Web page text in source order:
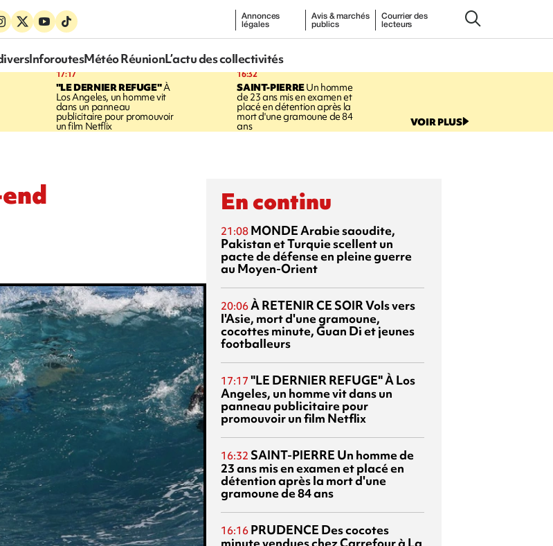
Annonces
légales
Avis & marchés
publics
Courrier des
lecteurs
InforoutesMétéo RéunionL’actu des collectivités
17:17
"LE DERNIER REFUGE"À
Los Angeles, un homme vit
dans un panneau
publicitaire pour promouvoir
un film Netflix
16:32
SAINT-PIERREUn homme
de 23 ans mis en examen et
placé en détention après la
mort d'une gramoune de 84
ans VOIR PLUS
En continu
21:08 MONDEArabie saoudite,
Pakistan et Turquie scellent un
pacte de défense en pleine guerre
au Moyen-Orient
20:06À RETENIR CE SOIRVols vers
l'Asie, mort d'une gramoune,
cocottes minute, Guan Di et jeunes
footballeurs
17:17 "LE DERNIER REFUGE"À Los
Angeles, un homme vit dans un
panneau publicitaire pour
promouvoir un film Netflix
16:32 SAINT-PIERRE Un homme de
23 ans mis en examen et placé en
détention après la mort d'une
gramoune de 84 ans
16:16 PRUDENCE Des cocotes
minute vendues chez Carrefour à La